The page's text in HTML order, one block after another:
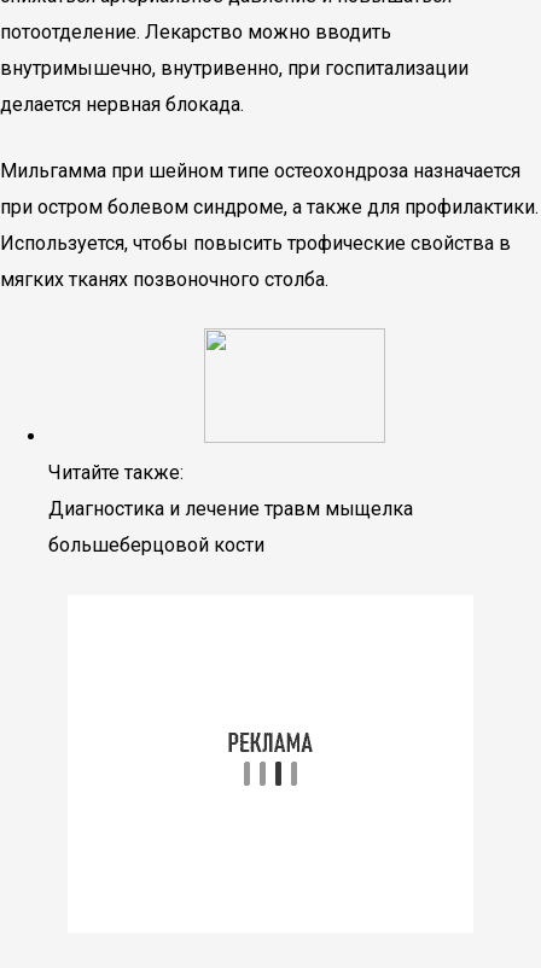
потоотделение. Лекарство можно вводить
внутримышечно, внутривенно, при госпитализации
делается нервная блокада.
Мильгамма при шейном типе остеохондроза назначается
при остром болевом синдроме, а также для профилактики.
Используется, чтобы повысить трофические свойства в
мягких тканях позвоночного столба.
Читайте также:
Диагностика и лечение травм мыщелка
большеберцовой кости